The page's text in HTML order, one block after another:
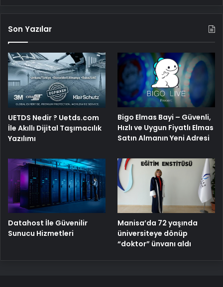
Son Yazılar
UETDS Nedir ? Uetds.com
İle Akıllı Dijital Taşımacılık
Yazılımı
Bigo Elmas Bayi – Güvenli,
Hızlı ve Uygun Fiyatlı Elmas
Satın Almanın Yeni Adresi
Datahost İle Güvenilir
Sunucu Hizmetleri
Manisa’da 72 yaşında
üniversiteye dönüp
“doktor” ünvanı aldı